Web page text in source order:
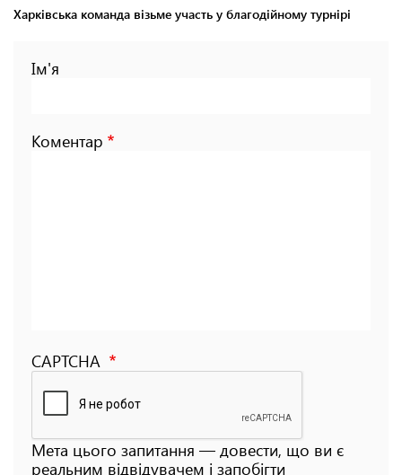
Харківська команда візьме участь у благодійному турнірі
Ім'я
Коментар
CAPTCHA
Мета цього запитання — довести, що ви є
реальним відвідувачем і запобігти